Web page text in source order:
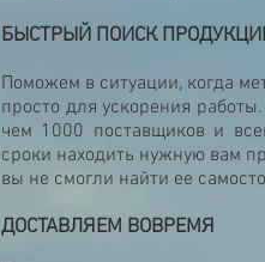
БЫСТРЫЙ ПОИСК
Поможем в ситуации, когда
просто для ускорения
чем 1000 поставщиков и
сроки находить нужную вам
вы не смогли найти ее
ДОСТАВЛЯЕМ ВОВРЕМЯ